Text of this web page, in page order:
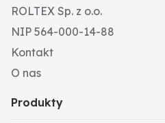
ROLTEX Sp. z o.o.
NIP 564-000-14-88
Kontakt
O nas
Produkty